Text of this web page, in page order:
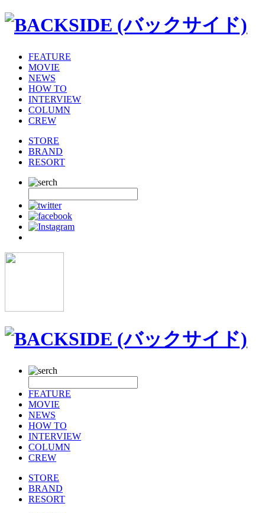
FEATURE
MOVIE
NEWS
HOW TO
INTERVIEW
COLUMN
CREW
STORE
BRAND
RESORT
FEATURE
MOVIE
NEWS
HOW TO
INTERVIEW
COLUMN
CREW
STORE
BRAND
RESORT